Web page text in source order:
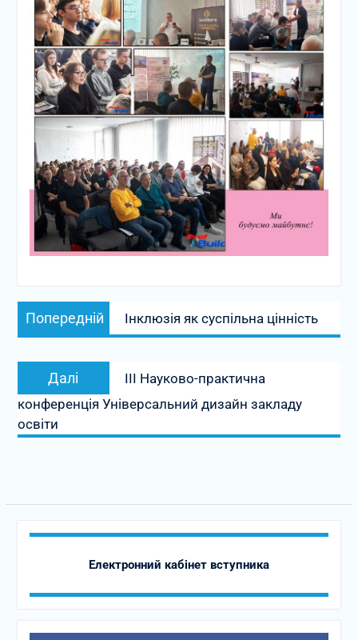
записів
Попередній
Попередній
запис:
Інклюзія як суспільна цінність
Далі
запис:
III Науково-практична
конференція Універсальний дизайн закладу
освіти
Електронний кабінет вступника